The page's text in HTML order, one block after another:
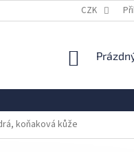
REKLAMACE
CZK
koňaková kůže